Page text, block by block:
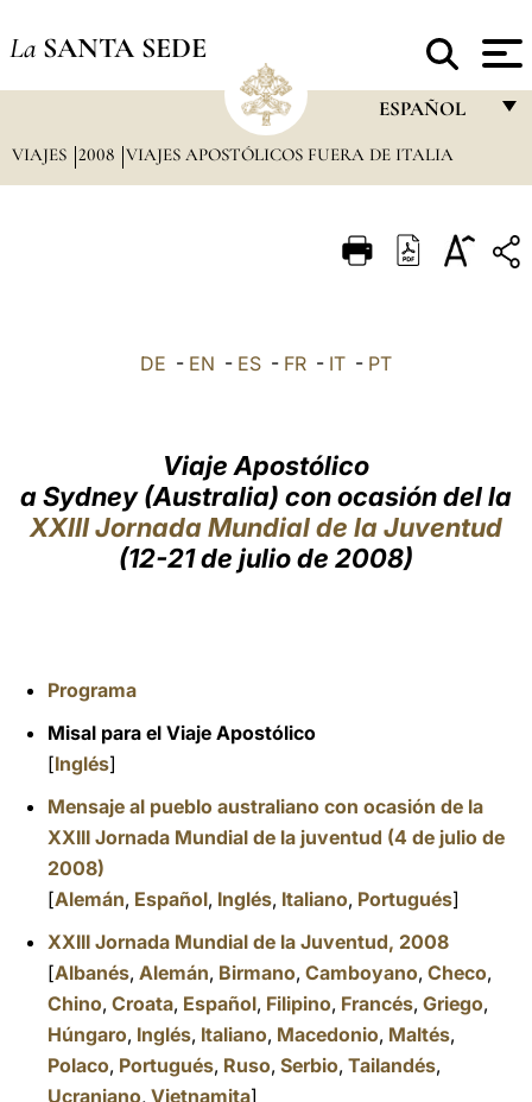
La SANTA SEDE
ESPAÑOL
FRANÇAIS
ITALIANO
中文
LATINE
VIAJES 2008 VIAJES APOSTÓLICOS FUERA DE ITALIA
DE - EN - ES - FR - IT - PT
Viaje Apostólico
a Sydney (Australia) con ocasión del la
XXIII Jornada Mundial de la Juventud
(12-21 de julio de 2008)
Programa
Misal para el Viaje Apostólico
[Inglés]
Mensaje al pueblo australiano con ocasión de la
XXIII Jornada Mundial de la juventud (4 de julio de
2008)
[Alemán, Español, Inglés, Italiano, Portugués]
XXIII Jornada Mundial de la Juventud, 2008
[Albanés, Alemán, Birmano, Camboyano, Checo,
Chino, Croata, Español, Filipino, Francés, Griego,
Húngaro, Inglés, Italiano, Macedonio, Maltés,
Polaco, Portugués, Ruso, Serbio, Tailandés,
Ucraniano, Vietnamita]